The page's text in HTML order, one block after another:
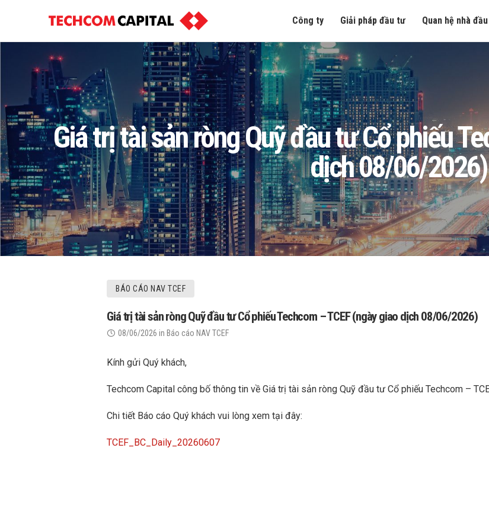
Công ty Giải pháp đầu tư Quan hệ nhà
Giá trị tài sản ròng Quỹ đầu tư Cổ phiếu
dịch 08/06/2026)
BÁO CÁO NAV TCEF
Giá trị tài sản ròng Quỹ đầu tư Cổ phiếu Techcom – TCEF (ngày giao dịch 08/06/2026)
08/06/2026 in Báo cáo NAV TCEF
Kính gửi Quý khách,
Techcom Capital công bố thông tin về Giá trị tài sản ròng Quỹ đầu tư Cổ phiếu Techcom –
Chi tiết Báo cáo Quý khách vui lòng xem tại đây:
TCEF_BC_Daily_20260607